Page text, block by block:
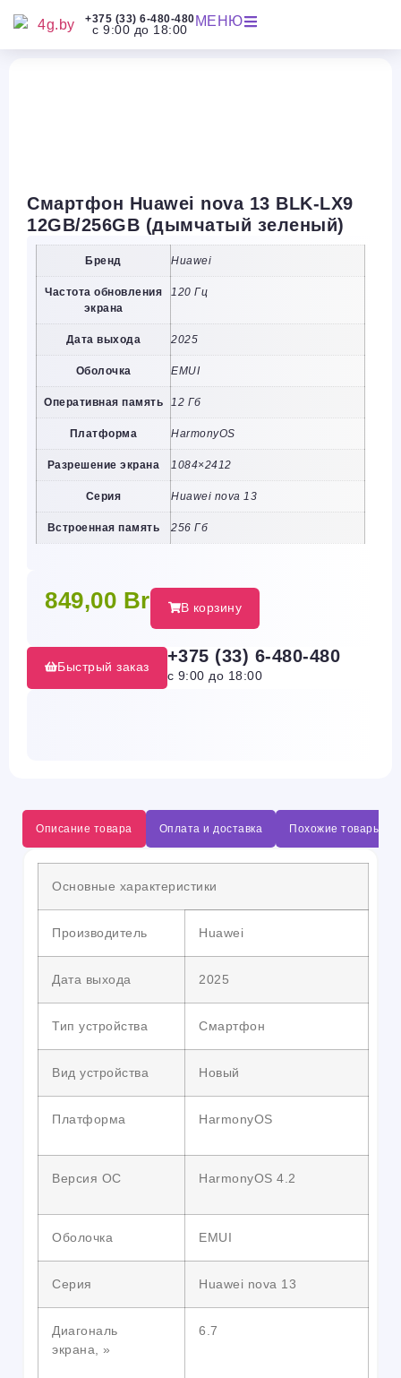
+375 (33) 6-480-480
с 9:00 до 18:00
МЕНЮ
Смартфон Huawei nova 13 BLK-LX9
12GB/256GB (дымчатый зеленый)
Бренд Huawei
Частота обновления
экрана
120 Гц
Дата выхода 2025
Оболочка EMUI
Оперативная память 12 Гб
Платформа HarmonyOS
Разрешение экрана 1084×2412
Серия Huawei nova 13
Встроенная память 256 Гб
849,00 Br В корзину
Быстрый заказ
+375 (33) 6-480-480
с 9:00 до 18:00
Описание товара Оплата и доставка Похожие товары
Основные характеристики
Производитель Huawei
Дата выхода 2025
Тип устройства Смартфон
Вид устройства Новый
Платформа HarmonyOS
Версия ОС HarmonyOS 4.2
Оболочка EMUI
Серия Huawei nova 13
Диагональ
экрана, »
6.7